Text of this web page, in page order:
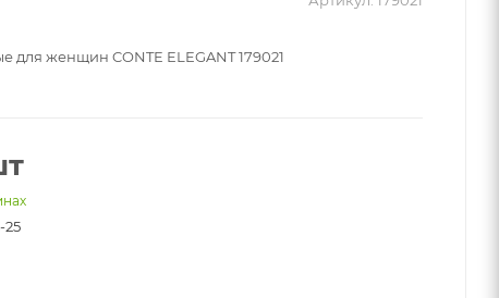
для женщин CONTE ELEGANT 179021
25